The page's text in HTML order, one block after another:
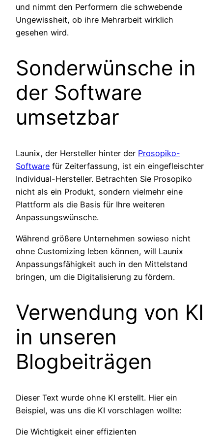
und nimmt den Performern die schwebende
Ungewissheit, ob ihre Mehrarbeit wirklich
gesehen wird.
Sonderwünsche in
der Software
umsetzbar
Launix, der Hersteller hinter der Prosopiko-
Software für Zeiterfassung, ist ein eingefleischter
Individual-Hersteller. Betrachten Sie Prosopiko
nicht als ein Produkt, sondern vielmehr eine
Plattform als die Basis für Ihre weiteren
Anpassungswünsche.
Während größere Unternehmen sowieso nicht
ohne Customizing leben können, will Launix
Anpassungsfähigkeit auch in den Mittelstand
bringen, um die Digitalisierung zu fördern.
Verwendung von KI
in unseren
Blogbeiträgen
Dieser Text wurde ohne KI erstellt. Hier ein
Beispiel, was uns die KI vorschlagen wollte:
Die Wichtigkeit einer effizienten